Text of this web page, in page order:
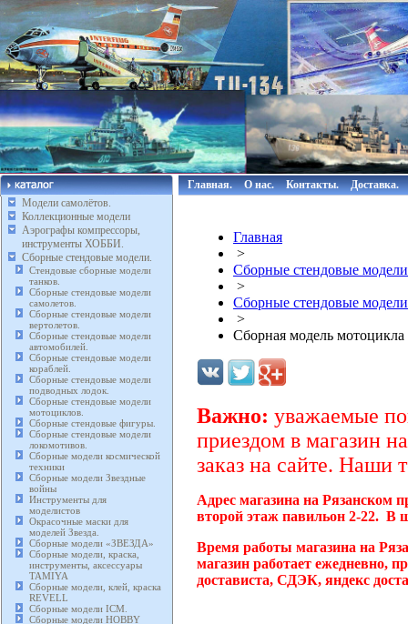
Модели самолётов.
Коллекционные модели
Аэрографы компрессоры,
инструменты ХОББИ.
Сборные стендовые модели.
Стендовые сборные модели
танков.
Сборные стендовые модели
самолетов.
Сборные стендовые модели
вертолетов.
Сборные стендовые модели
автомобилей.
Сборные стендовые модели
кораблей.
Сборные стендовые модели
подводных лодок.
Сборные стендовые модели
мотоциклов.
Сборные стендовые фигуры.
Сборные стендовые модели
локомотивов.
Сборные модели космической
техники
Сборные модели Звездные
войны
Инструменты для
моделистов
Окрасочные маски для
моделей Звезда.
Сборные модели «ЗВЕЗДА»
Сборные модели, краска,
инструменты, аксессуары
TAMIYA
Сборные модели, клей, краска
REVELL
Сборные модели ICM.
Сборные модели HOBBY
Главная. О нас. Контакты. Доставка.
Главная
>
Сборные стендовые
>
Сборные стендовые
>
Сборная модель
Важно: уважаемые
приездом в магазин
заказ на сайте. Наши
Адрес магазина на Рязанском
второй этаж павильон 2-22. В
Время работы магазина на
магазин работает ежедневно,
достависта, СДЭК, яндекс